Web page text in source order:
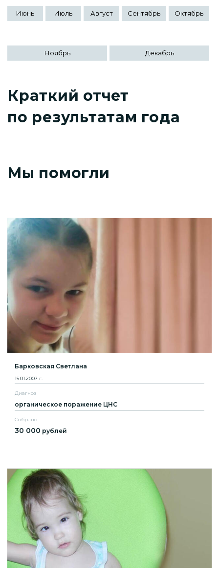
Июнь Июль Август Сентябрь Октябрь
Ноябрь Декабрь
Краткий отчет
по результатам года
Мы помогли
Барковская Светлана
15.01.2007 г.
Диагноз
органическое поражение ЦНС
Собрано
30 000 рублей